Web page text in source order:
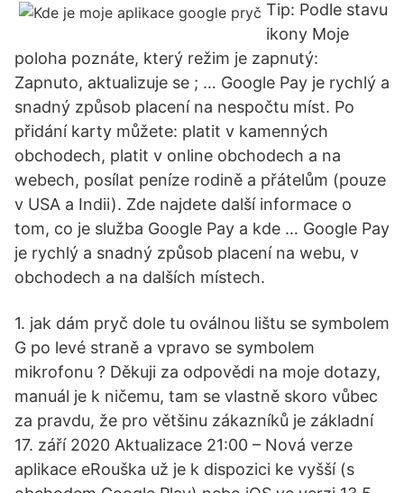
Tip: Podle stavu
ikony Moje
poloha poznáte, který režim je zapnutý:
Zapnuto, aktualizuje se ; … Google Pay je rychlý a
snadný způsob placení na nespočtu míst. Po
přidání karty můžete: platit v kamenných
obchodech, platit v online obchodech a na
webech, posílat peníze rodině a přátelům (pouze
v USA a Indii). Zde najdete další informace o
tom, co je služba Google Pay a kde … Google Pay
je rychlý a snadný způsob placení na webu, v
obchodech a na dalších místech.
1. jak dám pryč dole tu oválnou lištu se symbolem
G po levé straně a vpravo se symbolem
mikrofonu ? Děkuji za odpovědi na moje dotazy,
manuál je k ničemu, tam se vlastně skoro vůbec
za pravdu, že pro většinu zákazníků je základní
17. září 2020 Aktualizace 21:00 – Nová verze
aplikace eRouška už je k dispozici ke vyšší (s